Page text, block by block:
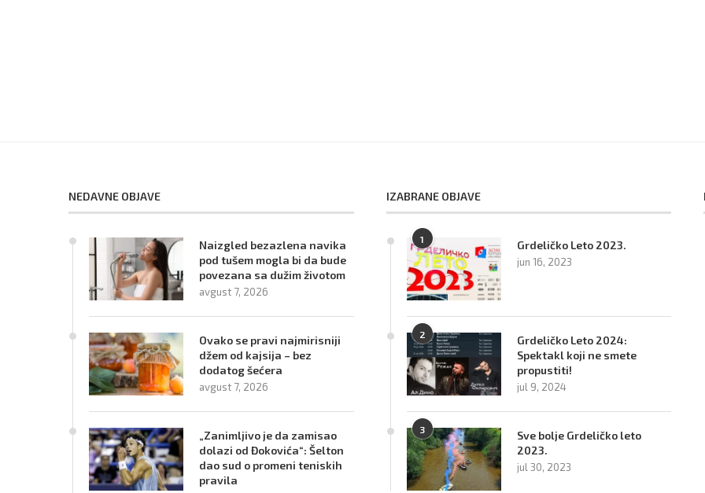
NEDAVNE OBJAVE
Naizgled bezazlena navika
pod tušem mogla bi da bude
povezana sa dužim životom
avgust 7, 2026
Ovako se pravi najmirisniji
džem od kajsija – bez
dodatog šećera
avgust 7, 2026
„Zanimljivo je da zamisao
dolazi od Đokovića“: Šelton
dao sud o promeni teniskih
pravila
IZABRANE OBJAVE
1 Grdeličko Leto 2023.
jun 16, 2023
2
Grdeličko Leto 2024:
Spektakl koji ne smete
propustiti!
jul 9, 2024
3
Sve bolje Grdeličko leto
2023.
jul 30, 2023